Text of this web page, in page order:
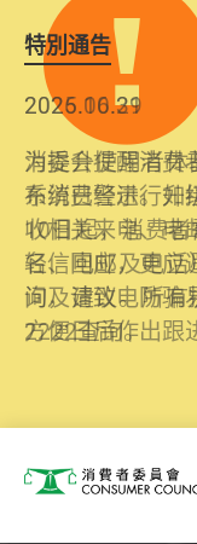
特別通告
2026.06.29
消委会提醒消费
布消费警示。如
收相关来电、电
轻信回应，更应
问，请致电防骗
2222查询。
2025.10.31
为提升使用者
系统已经进行升
10日起，消费
名、电邮及电
询及建议。所有
方便日后作出跟
消费者委员会